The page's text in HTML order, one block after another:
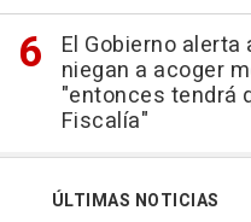
El Gobierno alerta
niegan a acoger
"entonces tendrá
Fiscalía"
ÚLTIMAS NOTICIAS